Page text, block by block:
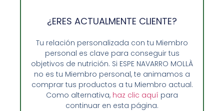
¿ERES ACTUALMENTE CLIENTE?
Tu relación personalizada con tu Miembro
personal es clave para conseguir tus
objetivos de nutrición. Si ESPE NAVARRO MOLLÀ
no es tu Miembro personal, te animamos a
comprar tus productos a tu Miembro actual.
Como alternativa, haz clic aquí para
continuar en esta página.